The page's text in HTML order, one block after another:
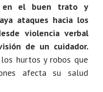
en el buen trato y
ataques hacia los
violencia verbal
de un cuidador.
hurtos y robos que
afecta su salud